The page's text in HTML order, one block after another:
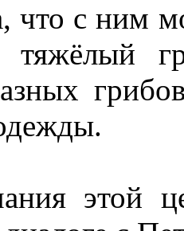
что с ним
тяжёлый
этой